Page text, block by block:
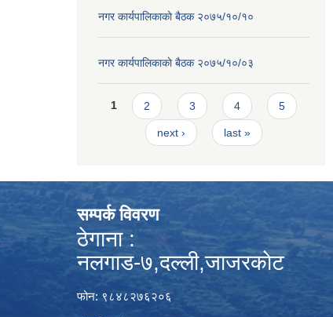
नगर कार्यपालिकाकाे बैठक २०७५/१०/१०
नगर कार्यपालिकाकाे बैठक २०७५/१०/०३
Pages
1 2 3 4 5
next › last »
सम्पर्क विवरण
ठेगाना :
नलगाड-७,दल्ली,जाजरकाेट
फोन: ९८४८२७६२०६